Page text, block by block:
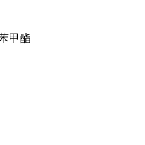
甲酯